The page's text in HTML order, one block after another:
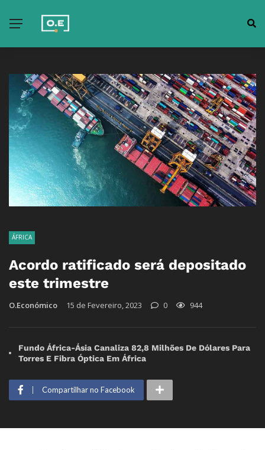
ÁFRICA
Acordo ratificado será depositado
este trimestre
O.Económico 15 de Fevereiro, 2023 0 944
Fundo África-Ásia Canaliza 82,8 Milhões De Dólares Para
Torres E Fibra Óptica Em África
Compartilhar no Facebook